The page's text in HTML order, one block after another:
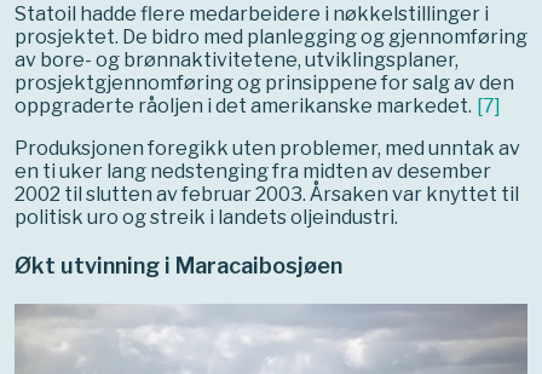
Statoil hadde flere medarbeidere i nøkkelstillinger i
prosjektet. De bidro med planlegging og gjennomføring
av bore- og brønnaktivitetene, utviklingsplaner,
prosjektgjennomføring og prinsippene for salg av den
oppgraderte råoljen i det amerikanske markedet. [7]
Produksjonen foregikk uten problemer, med unntak av
en ti uker lang nedstenging fra midten av desember
2002 til slutten av februar 2003. Årsaken var knyttet til
politisk uro og streik i landets oljeindustri.
Økt utvinning i Maracaibosjøen